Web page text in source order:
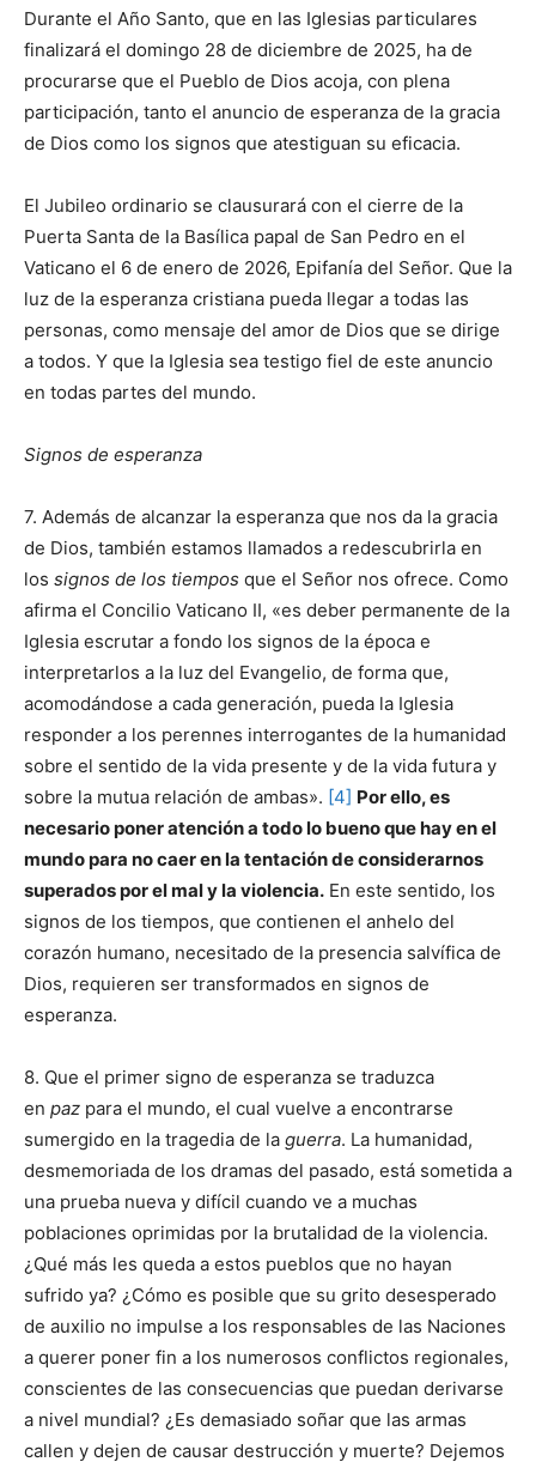
Durante el Año Santo, que en las Iglesias particulares
finalizará el domingo 28 de diciembre de 2025, ha de
procurarse que el Pueblo de Dios acoja, con plena
participación, tanto el anuncio de esperanza de la gracia
de Dios como los signos que atestiguan su eficacia.
El Jubileo ordinario se clausurará con el cierre de la
Puerta Santa de la Basílica papal de San Pedro en el
Vaticano el 6 de enero de 2026, Epifanía del Señor. Que la
luz de la esperanza cristiana pueda llegar a todas las
personas, como mensaje del amor de Dios que se dirige
a todos. Y que la Iglesia sea testigo fiel de este anuncio
en todas partes del mundo.
Signos de esperanza
7. Además de alcanzar la esperanza que nos da la gracia
de Dios, también estamos llamados a redescubrirla en
los signos de los tiempos que el Señor nos ofrece. Como
afirma el Concilio Vaticano II, «es deber permanente de la
Iglesia escrutar a fondo los signos de la época e
interpretarlos a la luz del Evangelio, de forma que,
acomodándose a cada generación, pueda la Iglesia
responder a los perennes interrogantes de la humanidad
sobre el sentido de la vida presente y de la vida futura y
sobre la mutua relación de ambas». [4] Por ello, es
necesario poner atención a todo lo bueno que hay en el
mundo para no caer en la tentación de considerarnos
superados por el mal y la violencia. En este sentido, los
signos de los tiempos, que contienen el anhelo del
corazón humano, necesitado de la presencia salvífica de
Dios, requieren ser transformados en signos de
esperanza.
8. Que el primer signo de esperanza se traduzca
en paz para el mundo, el cual vuelve a encontrarse
sumergido en la tragedia de la guerra. La humanidad,
desmemoriada de los dramas del pasado, está sometida a
una prueba nueva y difícil cuando ve a muchas
poblaciones oprimidas por la brutalidad de la violencia.
¿Qué más les queda a estos pueblos que no hayan
sufrido ya? ¿Cómo es posible que su grito desesperado
de auxilio no impulse a los responsables de las Naciones
a querer poner fin a los numerosos conflictos regionales,
conscientes de las consecuencias que puedan derivarse
a nivel mundial? ¿Es demasiado soñar que las armas
callen y dejen de causar destrucción y muerte? Dejemos